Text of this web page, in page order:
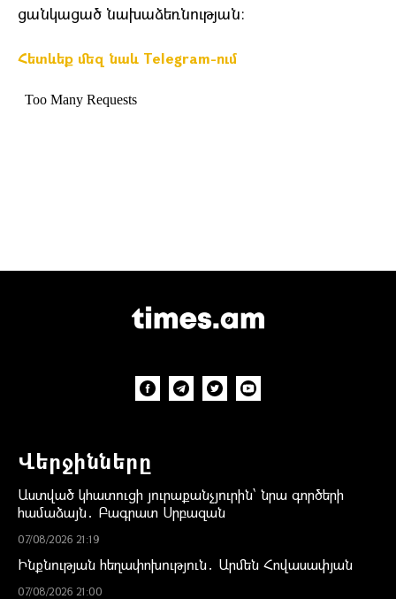
ցանկացած նախաձեռնության։
Հետևեք մեզ նաև Telegram-ում
Վերջինները
Աստված կհատուցի յուրաքանչյուրին՝ նրա գործերի
համաձայն․ Բագրատ Սրբազան
07/08/2026 21:19
Ինքնության հեղափոխություն․ Արմեն Հովասափյան
07/08/2026 21:00